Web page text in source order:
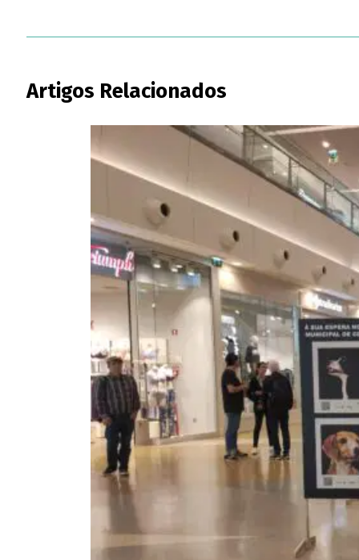
Artigos Relacionados